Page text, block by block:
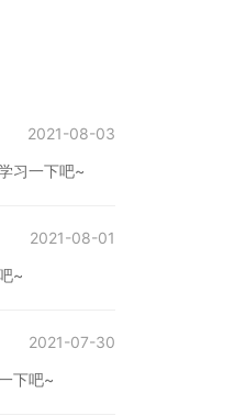
习一下吧~
2021-08-03
~
2021-08-01
下吧~
2021-07-30